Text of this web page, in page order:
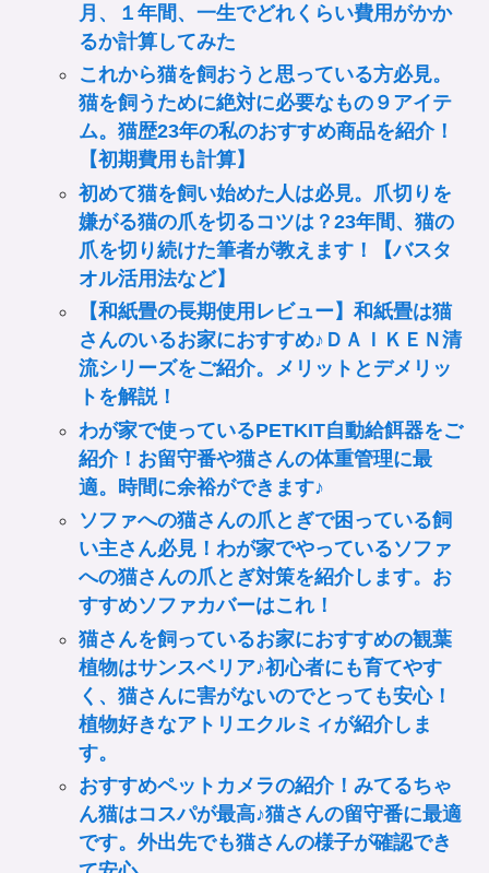
月、１年間、一生でどれくらい費用がかか
るか計算してみた
これから猫を飼おうと思っている方必見。
猫を飼うために絶対に必要なもの９アイテ
ム。猫歴23年の私のおすすめ商品を紹介！
【初期費用も計算】
初めて猫を飼い始めた人は必見。爪切りを
嫌がる猫の爪を切るコツは？23年間、猫の
爪を切り続けた筆者が教えます！【バスタ
オル活用法など】
【和紙畳の長期使用レビュー】和紙畳は猫
さんのいるお家におすすめ♪ＤＡＩＫＥＮ清
流シリーズをご紹介。メリットとデメリッ
トを解説！
わが家で使っているPETKIT自動給餌器をご
紹介！お留守番や猫さんの体重管理に最
適。時間に余裕ができます♪
ソファへの猫さんの爪とぎで困っている飼
い主さん必見！わが家でやっているソファ
への猫さんの爪とぎ対策を紹介します。お
すすめソファカバーはこれ！
猫さんを飼っているお家におすすめの観葉
植物はサンスベリア♪初心者にも育てやす
く、猫さんに害がないのでとっても安心！
植物好きなアトリエクルミィが紹介しま
す。
おすすめペットカメラの紹介！みてるちゃ
ん猫はコスパが最高♪猫さんの留守番に最適
です。外出先でも猫さんの様子が確認でき